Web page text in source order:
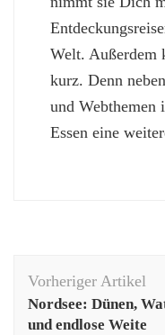
Welt. Außerdem
kurz. Denn
und Webthemen
Essen eine
Vorheriger Artikel
Nordsee: Dünen,
und endlose Weite